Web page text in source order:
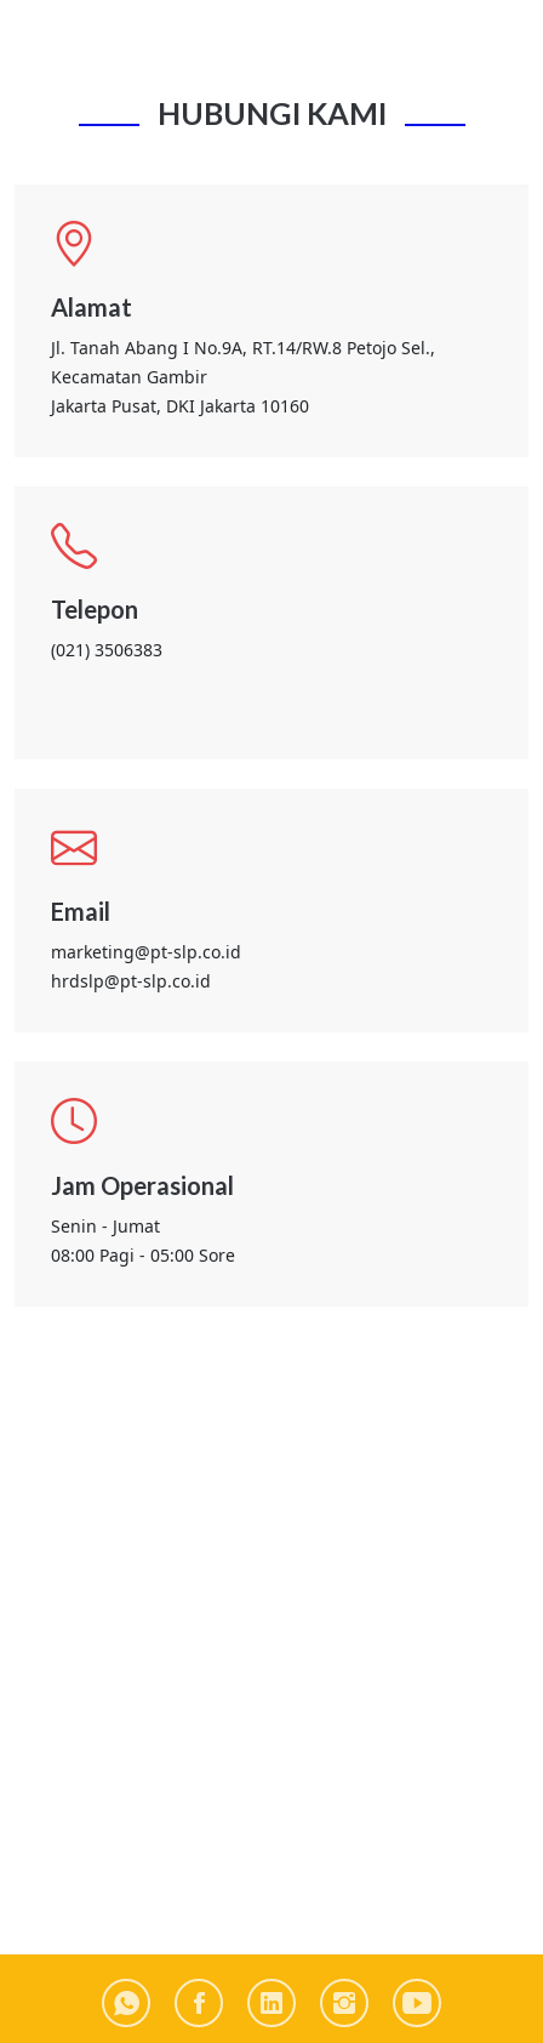
HUBUNGI KAMI
Alamat
Jl. Tanah Abang I No.9A, RT.14/RW.8 Petojo Sel.,
Kecamatan Gambir
Jakarta Pusat, DKI Jakarta 10160
Telepon
(021) 3506383
Email
marketing@pt-slp.co.id
hrdslp@pt-slp.co.id
Jam Operasional
Senin - Jumat
08:00 Pagi - 05:00 Sore